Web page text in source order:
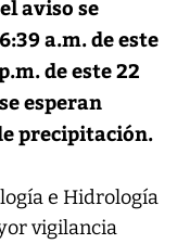
aviso se
a.m. de este
de este 22
esperan
precipitación.
e Hidrología
vigilancia